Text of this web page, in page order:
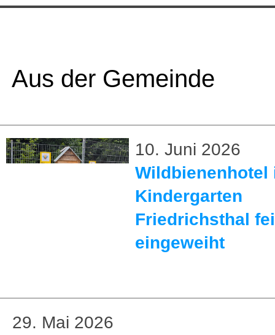
Aus der Gemeinde
10. Juni 2026
Wildbienenhotel
Kindergarten
Friedrichsthal
eingeweiht
29. Mai 2026